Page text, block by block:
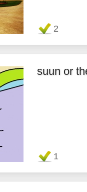
2
suun or
1